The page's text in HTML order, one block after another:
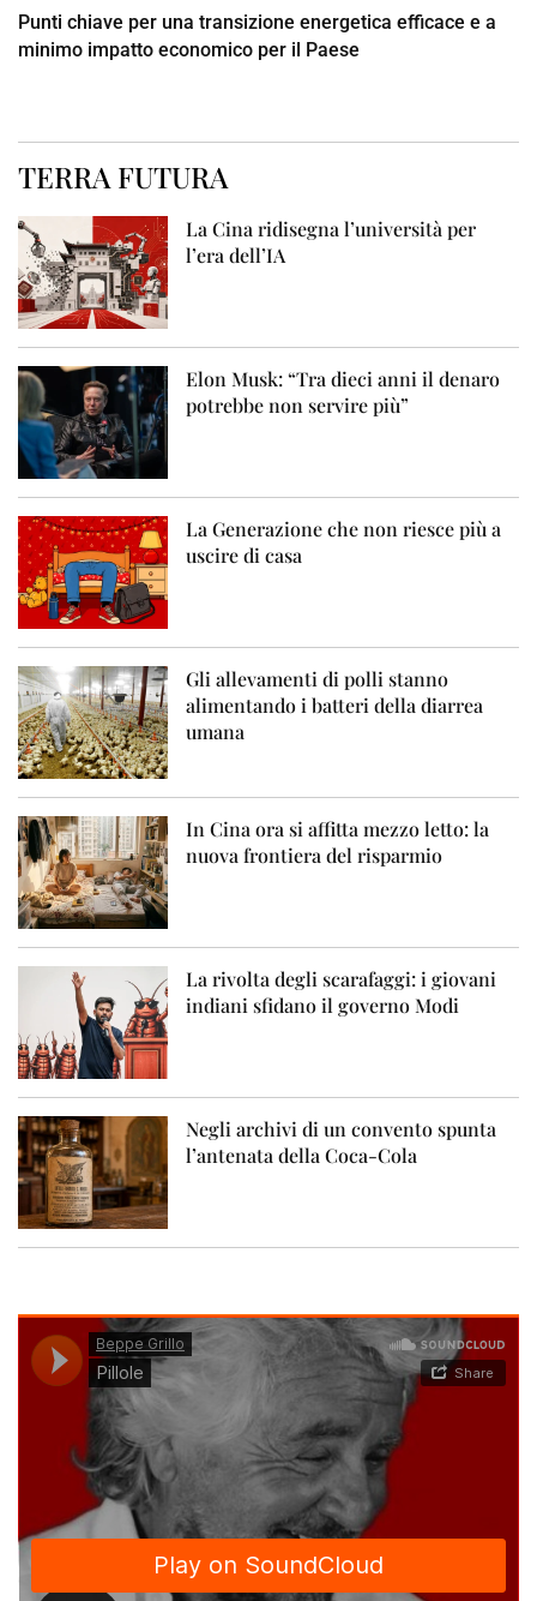
Punti chiave per una transizione energetica efficace e a
minimo impatto economico per il Paese
TERRA FUTURA
La Cina ridisegna l’università per
l’era dell’IA
Elon Musk: “Tra dieci anni il denaro
potrebbe non servire più”
La Generazione che non riesce più a
uscire di casa
Gli allevamenti di polli stanno
alimentando i batteri della diarrea
umana
In Cina ora si affitta mezzo letto: la
nuova frontiera del risparmio
La rivolta degli scarafaggi: i giovani
indiani sfidano il governo Modi
Negli archivi di un convento spunta
l’antenata della Coca-Cola